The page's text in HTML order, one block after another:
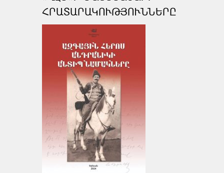
ՀՐԱՏԱՐԱԿՈՒԹՅՈՒՆՆԵՐԸ